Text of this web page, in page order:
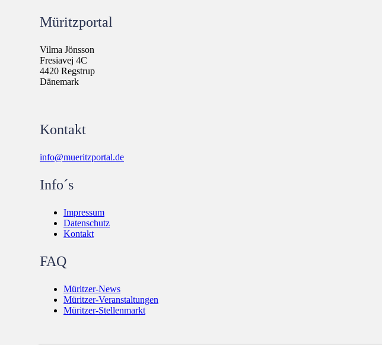
Müritzportal
Vilma Jönsson
Fresiavej 4C
4420 Regstrup
Dänemark
Kontakt
info@mueritzportal.de
Info´s
Impressum
Datenschutz
Kontakt
FAQ
Müritzer-News
Müritzer-Veranstaltungen
Müritzer-Stellenmarkt